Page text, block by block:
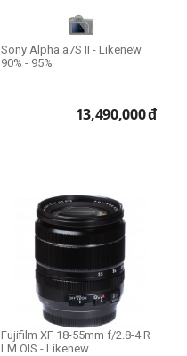
Sony Alpha a7S II - Likenew
90% - 95%
13,490,000đ
Fujifilm XF 18-55mm f/2.8-4 R
LM OIS - Likenew